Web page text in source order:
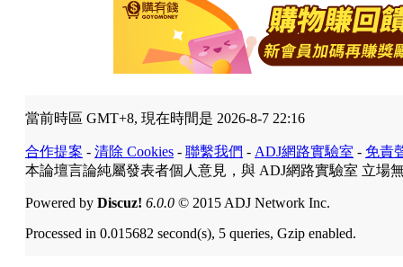
當前時區 GMT+8, 現在時間是 2026-8-7 22:16
合作提案 - 清除 Cookies - 聯繫我們 - ADJ網路實驗室 - 免責
本論壇言論純屬發表者個人意見，與 ADJ網路實驗室 立場
Powered by Discuz! 6.0.0 © 2015 ADJ Network Inc.
Processed in 0.015682 second(s), 5 queries, Gzip enabled.